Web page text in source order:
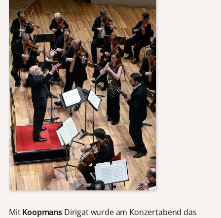
MitKoopmans Dirigat wurde am Konzertabend das